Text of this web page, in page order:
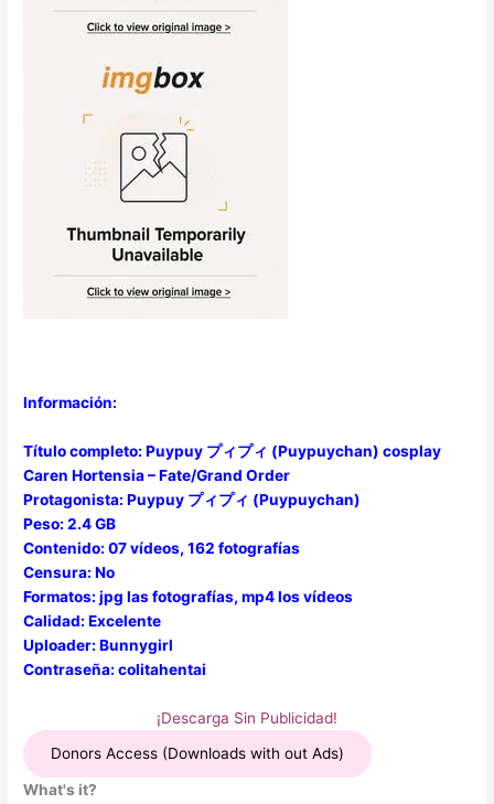
Información:
Título completo: Puypuy プィプィ (Puypuychan) cosplay
Caren Hortensia – Fate/Grand Order
Protagonista: Puypuy プィプィ (Puypuychan)
Peso: 2.4 GB
Contenido: 07 vídeos, 162 fotografías
Censura: No
Formatos: jpg las fotografías, mp4 los vídeos
Calidad: Excelente
Uploader: Bunnygirl
Contraseña: colitahentai
¡Descarga Sin Publicidad!
Donors Access (Downloads with out Ads)
What's it?